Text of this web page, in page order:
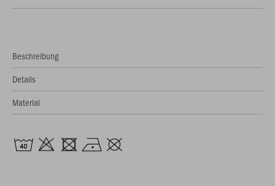
Beschreibung
Details
Material